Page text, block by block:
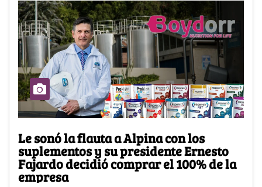
Le sonó la flauta a Alpina con los
suplementos y su presidente Ernesto
Fajardo decidió comprar el 100% de la
empresa